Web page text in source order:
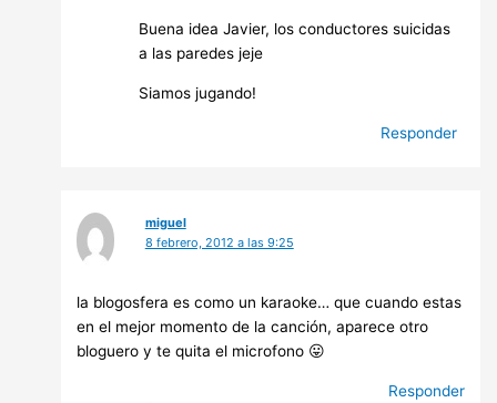
Buena idea Javier, los conductores suicidas
a las paredes jeje
Siamos jugando!
Responder
miguel
8 febrero, 2012 a las 9:25
la blogosfera es como un karaoke… que cuando estas
en el mejor momento de la canción, aparece otro
bloguero y te quita el microfono 😛
Responder